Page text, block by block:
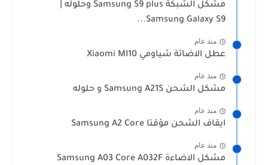
مشكل الشبكة Samsung S9 plus وحلوله |
Samsung Galaxy S9...
منذ عام
عطل الاضائة شياومي Xiaomi MI10
منذ عام
مشكل الشحن Samsung A21S و حلوله
منذ عام
ايقاف الشحن مؤقتا Samsung A2 Core
منذ عام
مشكل الاضاءة Samsung A03 Core A032F